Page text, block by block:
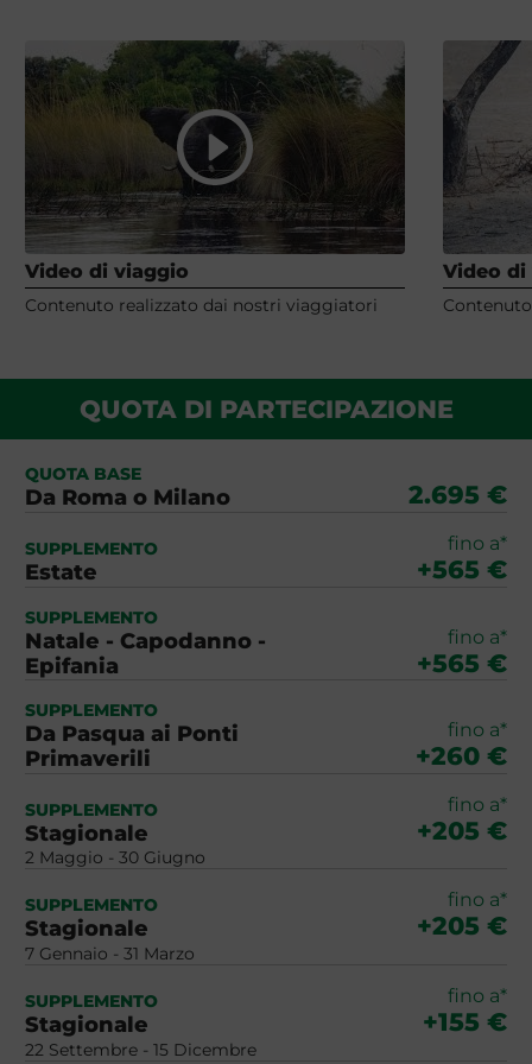
Video di viaggio
Contenuto realizzato dai nostri viaggiatori
Video
QUOTA DI PARTECIPAZIONE
QUOTA BASE
Da Roma o Milano 2.695 €
SUPPLEMENTO
Estate
fino a*
+565 €
SUPPLEMENTO
Natale - Capodanno -
Epifania
fino a*
+565 €
SUPPLEMENTO
Da Pasqua ai Ponti
Primaverili
fino a*
+260 €
SUPPLEMENTO
Stagionale
2 Maggio - 30 Giugno
fino a*
+205 €
SUPPLEMENTO
Stagionale
7 Gennaio - 31 Marzo
fino a*
+205 €
SUPPLEMENTO
Stagionale
22 Settembre - 15 Dicembre
fino a*
+155 €